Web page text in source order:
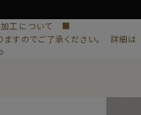
工について ■
すのでご了承ください。 詳細は